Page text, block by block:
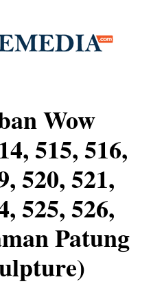
Wow
515, 516,
520, 521,
525, 526,
Patung